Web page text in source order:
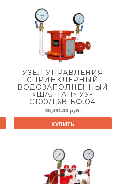
УЗЕЛ УПРАВЛЕНИЯ
СПРИНКЛЕРНЫЙ
ВОДОЗАПОЛНЕННЫЙ
«ШАЛТАН» УУ-
С100/1,6В-ВФ.О4
38,594.00 руб.
КУПИТЬ